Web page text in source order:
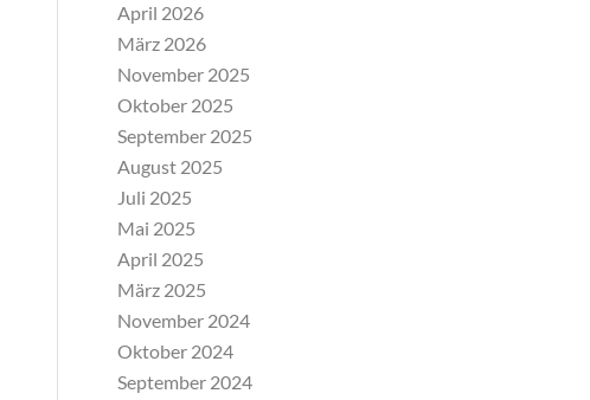
April 2026
März 2026
November 2025
Oktober 2025
September 2025
August 2025
Juli 2025
Mai 2025
April 2025
März 2025
November 2024
Oktober 2024
September 2024